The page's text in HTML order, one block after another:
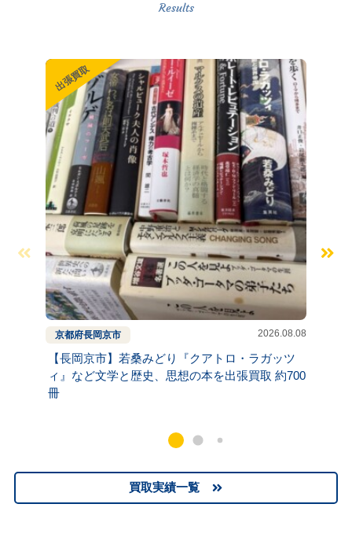
京都府長岡京市 2026.08.08
【長岡京市】若桑みどり『クアトロ・ラガッツ
ィ』など文学と歴史、思想の本を出張買取 約700
冊
出張買取
買取実績一覧